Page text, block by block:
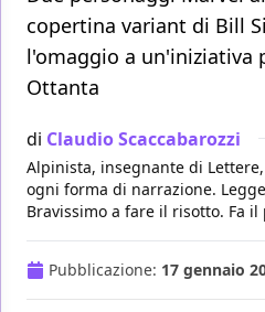
copertina variant di Bill
l'omaggio a un'iniziativa
Ottanta
di Claudio Scaccabarozzi
Alpinista, insegnante di
ogni forma di narrazione.
Bravissimo a fare il risotto. Fa
Pubblicazione: 17 gennaio